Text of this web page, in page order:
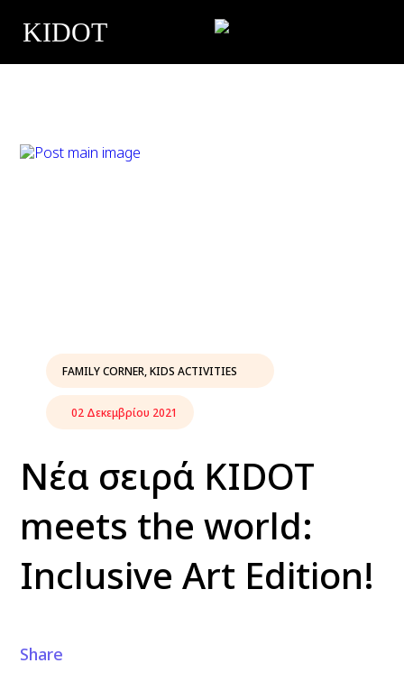
KIDOT
FAMILY CORNER,KIDS ACTIVITIES
02 Δεκεμβρίου 2021
Νέα σειρά KIDOT
meets the world:
Inclusive Art Edition!
Share